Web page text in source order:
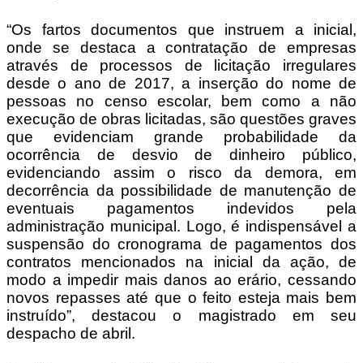
“Os fartos documentos que instruem a inicial,
onde se destaca a contratação de empresas
através de processos de licitação irregulares
desde o ano de 2017, a inserção do nome de
pessoas no censo escolar, bem como a não
execução de obras licitadas, são questões graves
que evidenciam grande probabilidade da
ocorrência de desvio de dinheiro público,
evidenciando assim o risco da demora, em
decorrência da possibilidade de manutenção de
eventuais pagamentos indevidos pela
administração municipal. Logo, é indispensável a
suspensão do cronograma de pagamentos dos
contratos mencionados na inicial da ação, de
modo a impedir mais danos ao erário, cessando
novos repasses até que o feito esteja mais bem
instruído”, destacou o magistrado em seu
despacho de abril.